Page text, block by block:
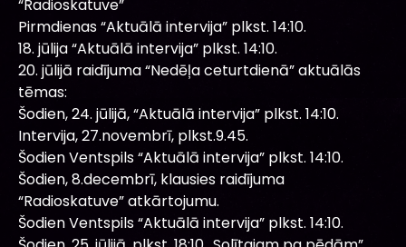
“Radioskatuve”
Pirmdienas “Aktuālā intervija” plkst. 14:10.
18. jūlija “Aktuālā intervija” plkst. 14:10.
20. jūlijā raidījuma “Nedēļa ceturtdienā” aktuālās
tēmas:
Šodien, 24. jūlijā, “Aktuālā intervija” plkst. 14:10.
Intervija, 27.novembrī, plkst.9.45.
Šodien Ventspils “Aktuālā intervija” plkst. 14:10.
Šodien, 8.decembrī, klausies raidījuma
“Radioskatuve” atkārtojumu.
Šodien Ventspils “Aktuālā intervija” plkst. 14:10.